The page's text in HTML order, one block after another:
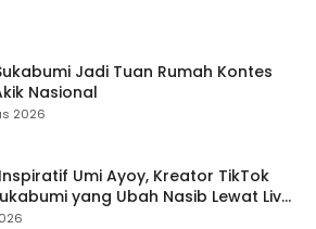
Jadi Tuan Rumah Kontes
Nasional
2026
Umi Ayoy, Kreator TikTok
yang Ubah Nasib Lewat Live